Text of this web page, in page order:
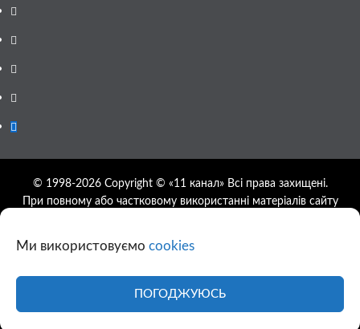
Ми використовуємо cookies
ПОГОДЖУЮСЬ
YouTube
Telegram
Instagram
Twitter
Google
© 1998-2026 Copyright © «11 канал» Всі права захищені.
При повному або частковому використанні матеріалів сайту
дозволяється за умови посилання на джерело та прямого